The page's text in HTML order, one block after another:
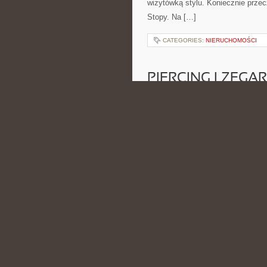
wizytówką stylu. Koniecznie
Stopy. Na […]
CATEGORIES: NIERUCHOMOŚCI
PIERCING I